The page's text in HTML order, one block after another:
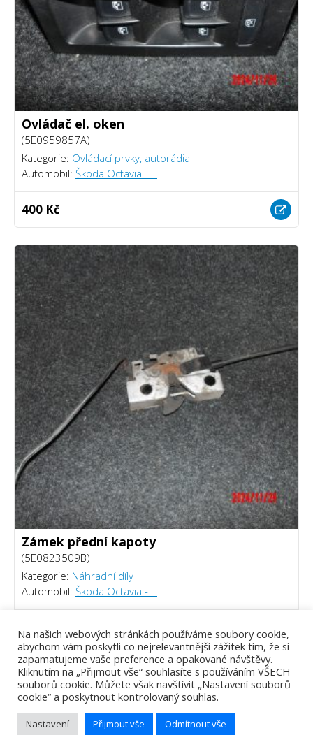
Ovládač el. oken
(5E0959857A)
Kategorie: Ovládací prvky, autorádia
Automobil: Škoda Octavia - III
400 Kč
Zámek přední kapoty
(5E0823509B)
Kategorie: Náhradní díly
Automobil: Škoda Octavia - III
250 Kč
Tomáš Piálek - Webový vývojář
Na našich webových stránkách používáme soubory cookie,
abychom vám poskytli co nejrelevantnější zážitek tím, že si
zapamatujeme vaše preference a opakované návštěvy.
Kliknutím na „Přijmout vše“ souhlasíte s používáním VŠECH
souborů cookie. Můžete však navštívit „Nastavení souborů
cookie“ a poskytnout kontrolovaný souhlas.
Nastavení Přijmout vše Odmítnout vše